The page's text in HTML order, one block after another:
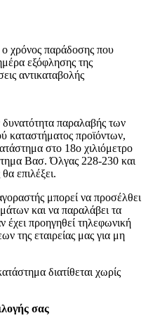
ο χρόνος παράδοσης που
εξόφλησης της
αντικαταβολής
δυνατότητα παραλαβής των
καταστήματος προϊόντων,
στο 18ο χιλιόμετρο
Βασ. Όλγας 228-230 και
επιλέξει.
μπορεί να προσέλθει
και να παραλάβει τα
έχει προηγηθεί τηλεφωνική
της εταιρείας μας για μη
διατίθεται χωρίς
σας